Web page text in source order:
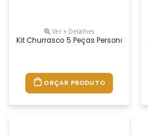
Ver + Detalhes
Kit Churrasco 5 Peças Personalizado
ORÇAR PRODUTO